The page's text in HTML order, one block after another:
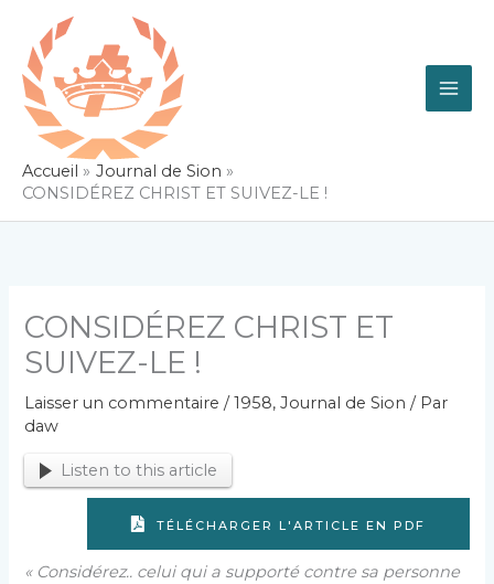
contenu
Accueil
Journal de Sion
CONSIDÉREZ CHRIST ET SUIVEZ-LE !
CONSIDÉREZ CHRIST ET
SUIVEZ-LE !
Laisser un commentaire /1958,Journal de Sion / Par
daw
Listen to this article
TÉLÉCHARGER L'ARTICLE EN PDF
« Considérez.. celui qui a supporté contre sa personne